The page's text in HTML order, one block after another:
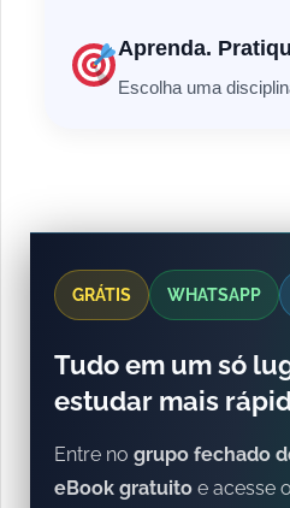
Aprenda.
Escolha uma
GRÁTIS WHATSAPP
Tudo em um só
estudar mais
Entre no grupo fechado
eBook gratuito e acesse